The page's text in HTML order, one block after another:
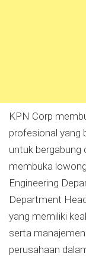
KPN Corp
profesional yang
untuk bergabung
membuka
Engineering
Department
yang memiliki
serta
perusahaan